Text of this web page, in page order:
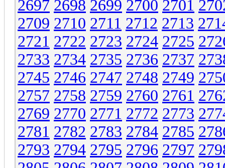
2697 2698 2699 2700 2701
2709 2710 2711 2712 2713
2721 2722 2723 2724 2725
2733 2734 2735 2736 2737
2745 2746 2747 2748 2749
2757 2758 2759 2760 2761
2769 2770 2771 2772 2773
2781 2782 2783 2784 2785
2793 2794 2795 2796 2797